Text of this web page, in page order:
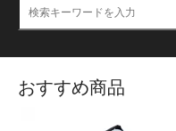
おすすめ商品